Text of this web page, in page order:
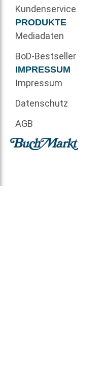
Kundenservice
PRODUKTE
Mediadaten
BoD-Bestseller
IMPRESSUM
Impressum
Datenschutz
AGB